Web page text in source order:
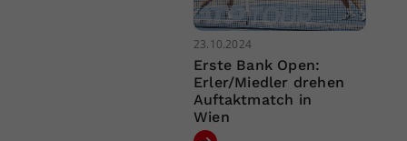
23.10.2024
Erste Bank Open:
Erler/Miedler drehen
Auftaktmatch in
Wien